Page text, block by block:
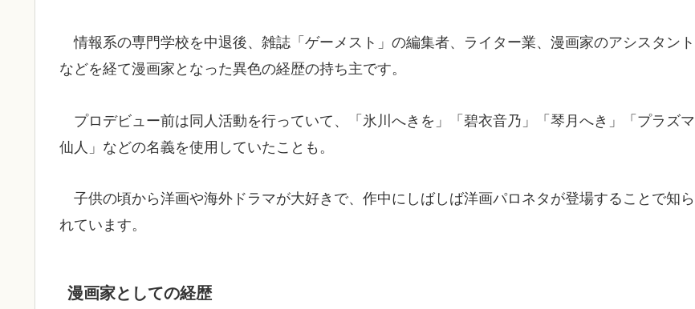
情報系の専門学校を中退後、雑誌「ゲーメスト」の編集者、ライター業、漫画家のアシスタント
などを経て漫画家となった異色の経歴の持ち主です。
プロデビュー前は同人活動を行っていて、「氷川へきを」「碧衣音乃」「琴月へき」「プラズマ
仙人」などの名義を使用していたことも。
子供の頃から洋画や海外ドラマが大好きで、作中にしばしば洋画パロネタが登場することで知ら
れています。
漫画家としての経歴